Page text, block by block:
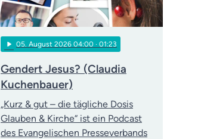
play_arrow 05 . August 2026 04:00 · 01:23
Gendert Jesus? (Claudia
Kuchenbauer)
„Kurz & gut – die tägliche Dosis
Glauben & Kirche“ ist ein Podcast
des Evangelischen Presseverbands